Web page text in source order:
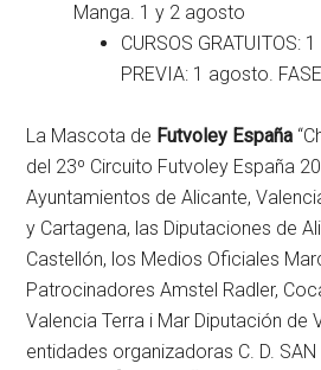
Manga. 1 y 2 agosto
CURSOS GRATUITOS:
PREVIA: 1 agosto.
La Mascota de Futvoley España
del 23º Circuito Futvoley España
Ayuntamientos de Alicante,
y Cartagena, las Diputaciones de
Castellón, los Medios Oficiales
Patrocinadores Amstel Radler,
Valencia Terra i Mar Diputación de
entidades organizadoras C. D. SAN